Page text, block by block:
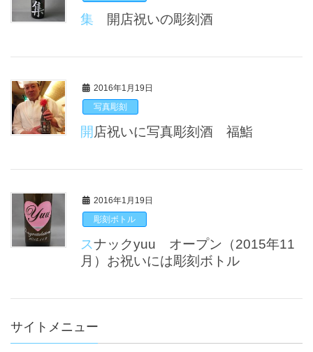
集 開店祝いの彫刻酒
2016年1月19日
写真彫刻
開店祝いに写真彫刻酒 福鮨
2016年1月19日
彫刻ボトル
スナックyuu オープン（2015年11
月）お祝いには彫刻ボトル
サイトメニュー